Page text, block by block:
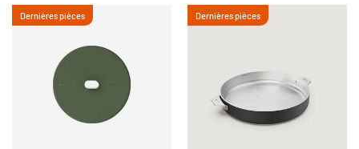
Dernières pièces Dernières pièces